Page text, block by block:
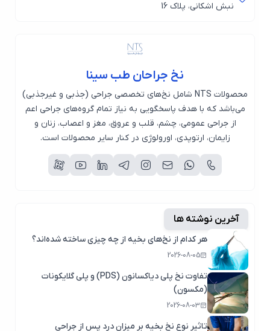
نبش اشکانی، پلاک 16
نخ جراحان طب سینا
محصولات NTS شامل نخ‌های تخصصی جراحی (جذبی و غیرجذبی)
می‌باشد که با هدف پاسخگویی به نیاز تمام گروه‌های جراحی اعم
از جراحی عمومی، چشم، قلب و عروق، مغز و اعصاب، زنان و
زایمان، ارتوپدی، اورولوژی در کنار سایر محصولات است.
آخرین نوشته ها
هر کدام از نخ‌های بخیه از چه چیزی ساخته شده‌اند؟
2026-08-05
تفاوت نخ پلی دیاکسانون (PDS) و پلی گلایکونات
(مکسون)
2026-08-03
تاثیر نوع نخ بخیه بر میزان درد پس از جراحی